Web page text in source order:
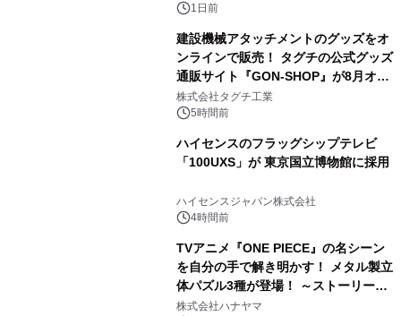
1日前
建設機械アタッチメントのグッズをオ
ンラインで販売！ タグチの公式グッズ
通販サイト『GON-SHOP』が8月オー
プン
株式会社タグチ工業
5時間前
ハイセンスのフラッグシップテレビ
「100UXS」が 東京国立博物館に採用
ハイセンスジャパン株式会社
4時間前
TVアニメ『ONE PIECE』の名シーン
を自分の手で解き明かす！ メタル製立
体パズル3種が登場！ ～ストーリーと
ギミックが融合した 大人の体験型パズ
株式会社ハナヤマ